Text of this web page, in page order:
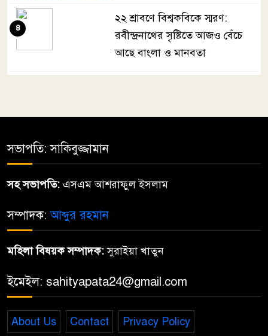
২২ শ্রাবণে বিশ্বকবিকে স্মরণ:
রবীন্দ্রনাথের সৃষ্টিতে আজও বেঁচে
আছে বাংলা ও মানবতা
৪
৬
মেহেরপুরে যুবদল ও ছাত্রদলের
পালিত
তোমারই কথা কয়
৯
সভাপতি: সাকিবুজ্জামান
সহ সভাপতি: এসএম আশরাফুল ইসলাম
সম্পাদক:আব্দুর রহমান
মহিলা বিষয়ক সম্পাদক:সুরাইয়া খাতুন
ইমেইল: sahityapata24@gmail.com
About Us Contact Privacy Policy